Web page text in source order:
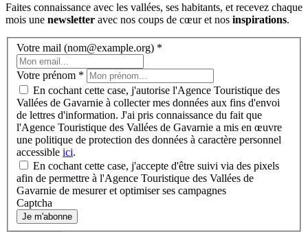
Faites connaissance avec les vallées, ses habitants, et recevez chaque
mois une newsletter avec nos coups de cœur et nos inspirations.
Votre mail (nom@example.org) *
Votre prénom *
En cochant cette case, j'autorise l'Agence Touristique des
Vallées de Gavarnie à collecter mes données aux fins d'envoi
de lettres d'information. J'ai pris connaissance du fait que
l'Agence Touristique des Vallées de Gavarnie a mis en œuvre
une politique de protection des données à caractère personnel
accessible ici.
En cochant cette case, j'accepte d'être suivi via des pixels
afin de permettre à l'Agence Touristique des Vallées de
Gavarnie de mesurer et optimiser ses campagnes
Captcha
Je m'abonne